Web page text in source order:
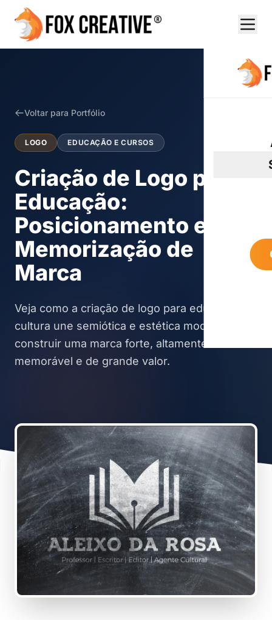
Voltar para Portfólio
LOGO EDUCAÇÃO E CURSOS
Criação de Logo para
Educação:
Posicionamento e
Memorização de
Marca
Veja como a criação de logo para educação e
cultura une semiótica e estética moderna para
construir uma marca forte, altamente
memorável e de grande valor.